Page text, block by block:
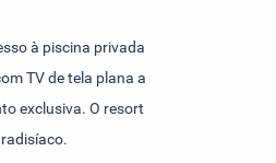
à piscina privada
TV de tela plana a
exclusiva. O resort